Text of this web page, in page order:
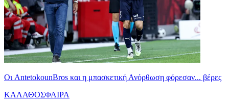
Oι AntetokounBros και η μπασκετική Ανόρθωση φόρεσαν... βέρες
ΚΑΛΑΘΟΣΦΑΙΡΑ